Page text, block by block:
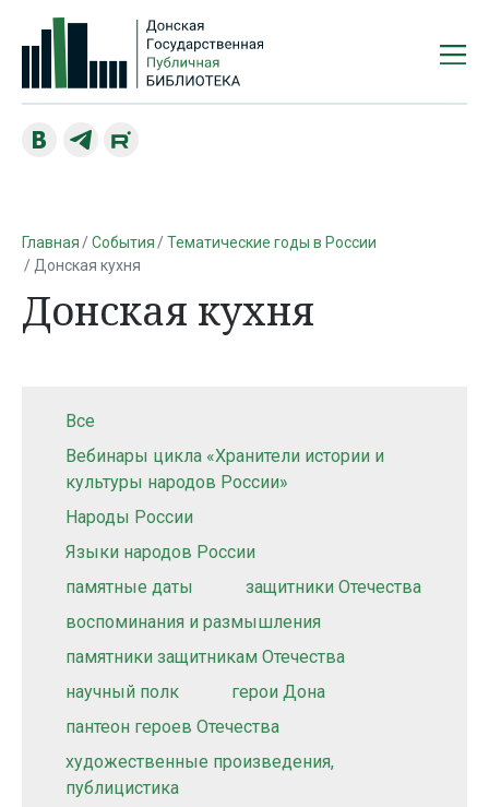
Главная События
Тематические годы в России
Донская кухня
Донская кухня
Все
Вебинары цикла «Хранители истории и
культуры народов России»
Народы России
Языки народов России
памятные даты
защитники Отечества
воспоминания и размышления
памятники защитникам Отечества
научный полк
герои Дона
пантеон героев Отечества
художественные произведения,
публицистика